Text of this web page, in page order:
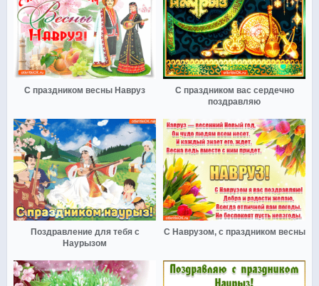
С праздником весны Навруз
С праздником вас сердечно
поздравляю
Поздравление для тебя с
Наурызом
С Наврузом, с праздником весны